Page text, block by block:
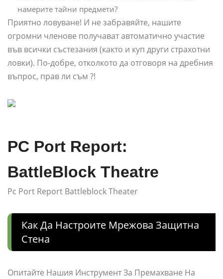
намерите тайни предмети?
Приятно ловуване! И не забравяйте, нашите
огромни членове получават автоматично участие
във всички състезания (както и куп други страхотни
ловки). По-добре, отколкото да отговоря на дребния
въпрос, прав ли съм ?!
PC Port Report:
BattleBlock Theatre
Pc Port Report Battleblock Theater
Как Да Настроите Мрежова Защитна
Стена
Опитайте Нашия Инструмент За Премахване На